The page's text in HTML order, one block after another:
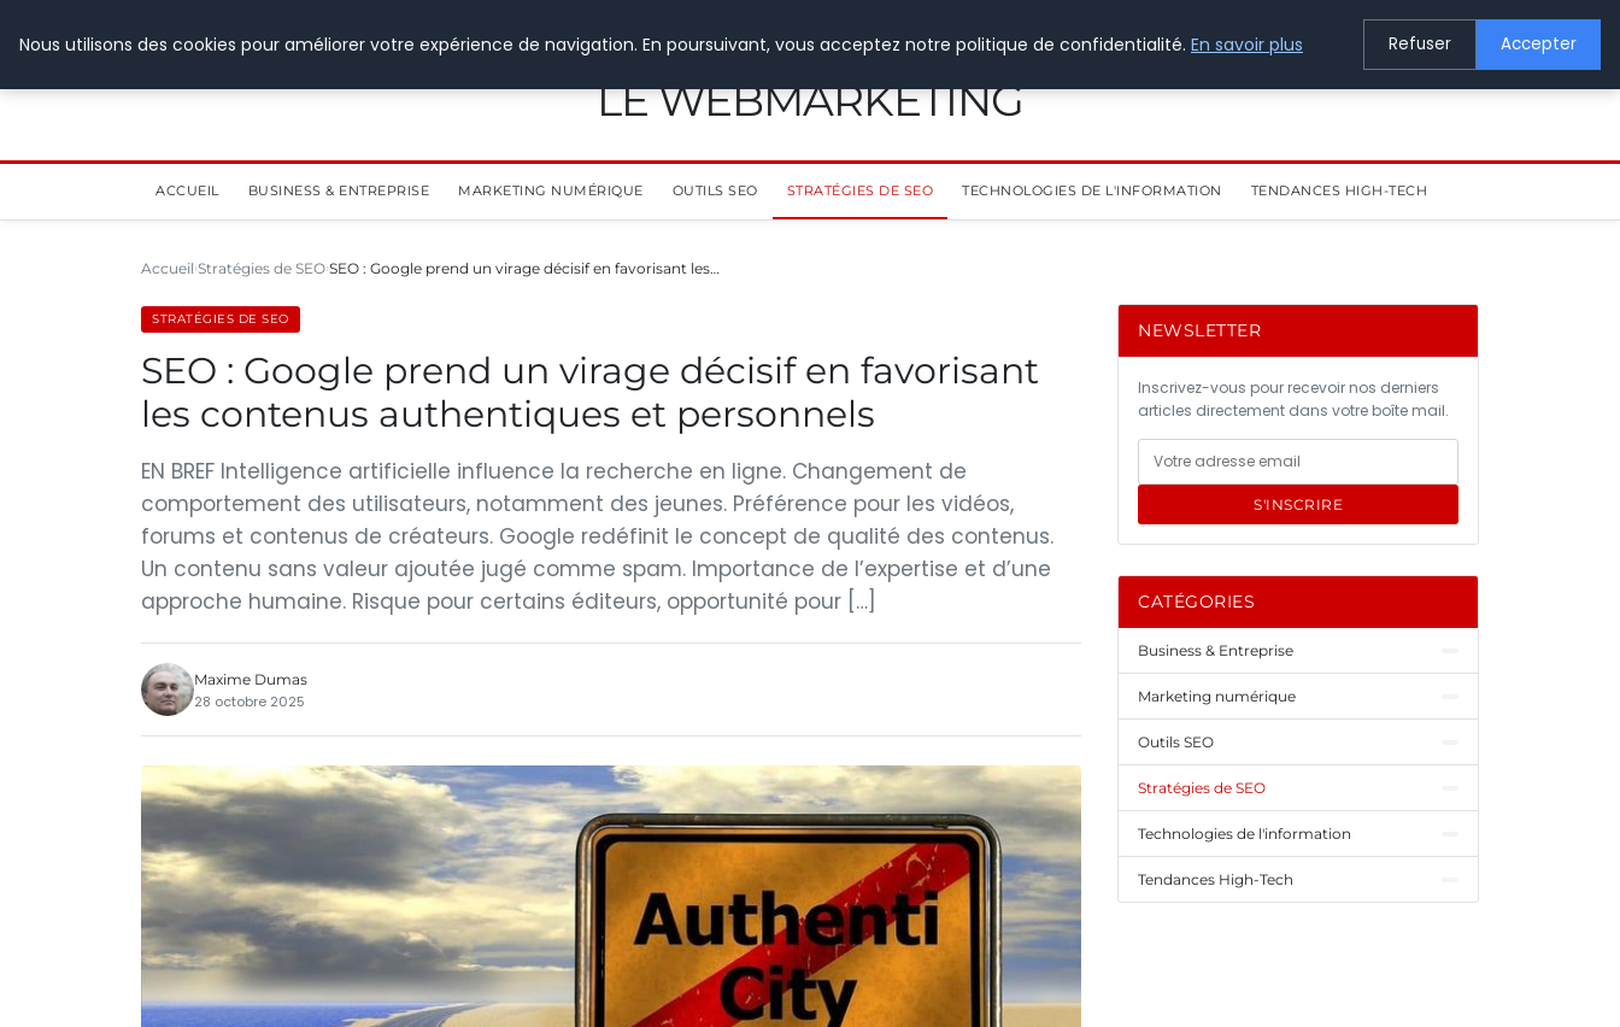
LE WEBMARKETING
ACCUEIL BUSINESS & ENTREPRISE MARKETING NUMÉRIQUE OUTILS SEO STRATÉGIES DE SEO TECHNOLOGIES DE L'INFORMATION TENDANCES HIGH-TECH
Accueil Stratégies de SEO SEO : Google prend un virage décisif en favorisant les…
STRATÉGIES DE SEO
SEO : Google prend un virage décisif en favorisant
les contenus authentiques et personnels
EN BREF Intelligence artificielle influence la recherche en ligne. Changement de
comportement des utilisateurs, notamment des jeunes. Préférence pour les vidéos,
forums et contenus de créateurs. Google redéfinit le concept de qualité des contenus.
Un contenu sans valeur ajoutée jugé comme spam. Importance de l’expertise et d’une
approche humaine. Risque pour certains éditeurs, opportunité pour […]
Maxime Dumas
28 octobre 2025
NEWSLETTER
Inscrivez-vous pour recevoir nos derniers
articles directement dans votre boîte mail.
S'INSCRIRE
CATÉGORIES
Business & Entreprise
Marketing numérique
Outils SEO
Stratégies de SEO
Technologies de l'information
Tendances High-Tech
Nous utilisons des cookies pour améliorer votre expérience de navigation. En poursuivant, vous acceptez notre politique de confidentialité. En savoir plus Refuser Accepter